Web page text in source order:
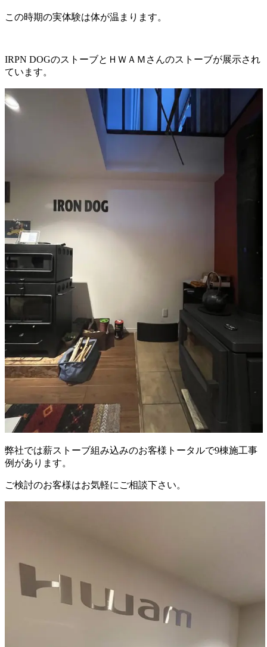
この時期の実体験は体が温まります。
IRPN DOGのストーブとＨＷＡＭさんのストーブが展示され
ています。
弊社では薪ストーブ組み込みのお客様トータルで9棟施工事
例があります。
ご検討のお客様はお気軽にご相談下さい。